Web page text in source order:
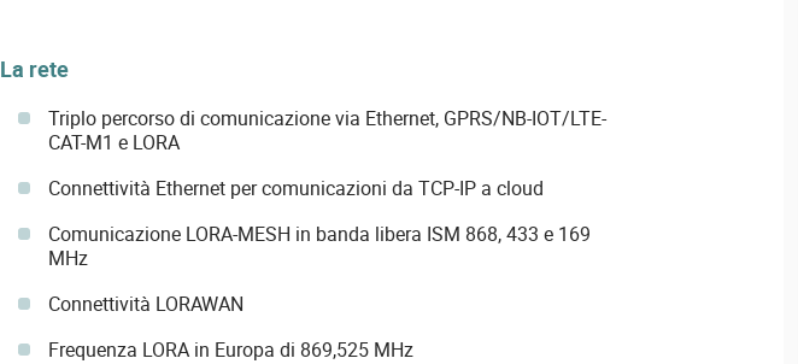
La rete
Triplo percorso di comunicazione via Ethernet, GPRS/NB-IOT/LTE-
CAT-M1 e LORA
Connettività Ethernet per comunicazioni da TCP-IP a cloud
Comunicazione LORA-MESH in banda libera ISM 868, 433 e 169
MHz
Connettività LORAWAN
Frequenza LORA in Europa di 869,525 MHz